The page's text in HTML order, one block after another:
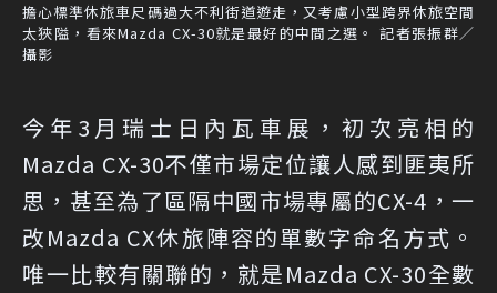
擔心標準休旅車尺碼過大不利街道遊走，又考慮小型跨界休旅空間
太狹隘，看來Mazda CX-30就是最好的中間之選。 記者張振群／
攝影
今年3月瑞士日內瓦車展，初次亮相的
Mazda CX-30不僅市場定位讓人感到匪夷所
思，甚至為了區隔中國市場專屬的CX-4，一
改Mazda CX休旅陣容的單數字命名方式。
唯一比較有關聯的，就是Mazda CX-30全數